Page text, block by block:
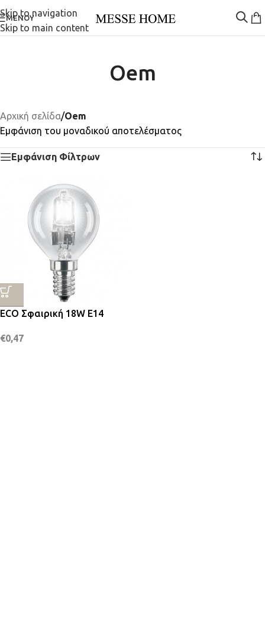
Skip to navigation
Skip to main content
ΜΕΝΟΎ
Oem
Αρχική σελίδα/Oem
Εμφάνιση του μοναδικού αποτελέσματος
Εμφάνιση Φίλτρων
ECO Σφαιρική 18W Ε14
€0,47